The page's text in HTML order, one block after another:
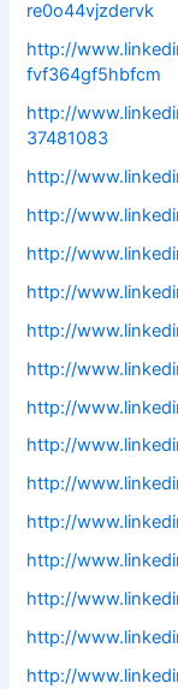
re0o44vjzdervk
http://
fvf364gf5hbfcm
http://
37481083
http://
http://
http://
http://
http://
http://
http://
http://
http://
http://
http://
http://
http://
http://